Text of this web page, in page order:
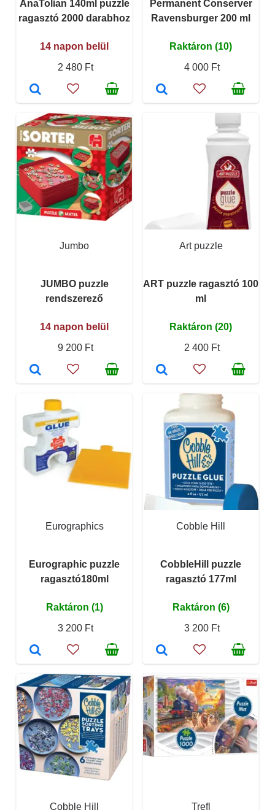
AnaTolian 140ml puzzle
ragasztó 2000 darabhoz
14 napon belül
2 480 Ft
Permanent Conserver
Ravensburger 200 ml
Raktáron (10)
4 000 Ft
Jumbo
JUMBO puzzle
rendszerező
14 napon belül
9 200 Ft
Art puzzle
ART puzzle ragasztó 100
ml
Raktáron (20)
2 400 Ft
Eurographics
Eurographic puzzle
ragasztó180ml
Raktáron (1)
3 200 Ft
Cobble Hill
CobbleHill puzzle
ragasztó 177ml
Raktáron (6)
3 200 Ft
Cobble Hill Trefl